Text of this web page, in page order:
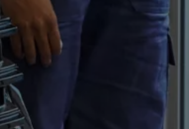
po kroku – poradnik zakupu i finansowania
i ekologiczne